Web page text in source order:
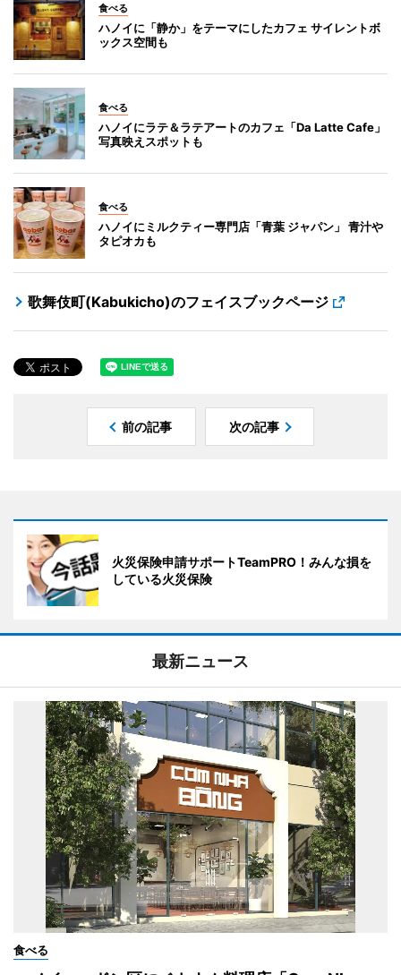
食べる
ハノイに「静か」をテーマにしたカフェ サイレントボ
ックス空間も
食べる
ハノイにラテ＆ラテアートのカフェ「Da Latte Cafe」
写真映えスポットも
食べる
ハノイにミルクティー専門店「青葉 ジャパン」 青汁や
タピオカも
歌舞伎町(Kabukicho)のフェイスブックページ
前の記事 次の記事
火災保険申請サポートTeamPRO！みんな損を
している火災保険
最新ニュース
食べる